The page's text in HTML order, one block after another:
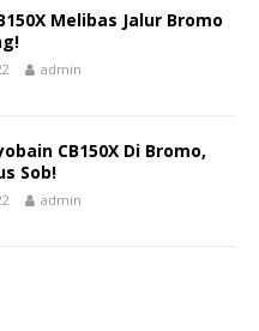
Melibas Jalur Bromo
admin
CB150X Di Bromo,
Sob!
admin